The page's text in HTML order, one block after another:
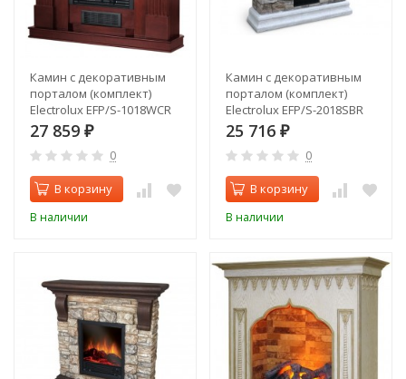
Камин с декоративным
порталом (комплект)
Electrolux EFP/S-1018WCR
27 859 ₽
0
В корзину
В наличии
Камин с декоративным
порталом (комплект)
Electrolux EFP/S-2018SBR
25 716 ₽
0
В корзину
В наличии